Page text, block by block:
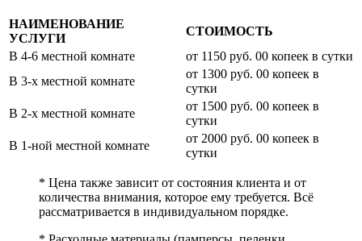
НАИМЕНОВАНИЕ
УСЛУГИ
СТОИМОСТЬ
В 4-6 местной комнате
от 1150 руб. 00 копеек в сутки
В 3-х местной комнате
от 1300 руб. 00 копеек в
сутки
В 2-х местной комнате
от 1500 руб. 00 копеек в
сутки
В 1-ной местной комнате
от 2000 руб. 00 копеек в
сутки
* Цена также зависит от состояния клиента и от
количества внимания, которое ему требуется. Всё
рассматривается в индивидуальном порядке.